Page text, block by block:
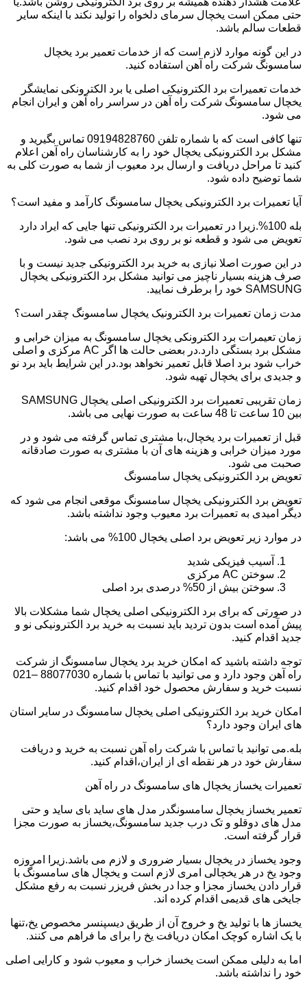
حتی ممکن است یخچال سرمای دلخواه را تولید نکند با اینکه سایر
قطعات سالم باشد.
در این گونه موارد لازم است که از خدمات تعمیر برد یخچال
سامسونگ شرکت راه آهن استفاده کنید.
خدمات تعمیرات برد الکترونیکی اصلی یا برد الکترونکی نمایشگر
یخچال سامسونگ شرکت راه آهن در سراسر راه آهن و ایران انجام
می شود.
تنها کافی است که با شماره تلفن 09194828760 تماس بگیرید و
مشکل برد الکترونیکی یخچال خود را به کارشناسان راه آهن اعلام
کنید تا مراحل دریافت و ارسال برد معیوب از شما به صورت کلی به
شما توضیح داده شود.
آیا تعمیرات برد الکترونیکی یخچال سامسونگ کارآمد و مفید است؟
بله 100%.زیرا در تعمیرات برد الکترونیکی تنها جایی که ایراد دارد
تعویض می شود و قطعه نو بر روی برد نصب می شود.
در این صورت اصلا نیازی به خرید برد الکترونیکی جدید نیست و با
صرف هزینه بسیار ناچیز می توانید مشکل برد الکترونیکی یخچال
SAMSUNG خود را برطرف نمایید.
مدت زمان تعمیرات برد الکترونیک یخچال سامسونگ چقدر است؟
زمان تعیمرات برد الکترونکی یخچال سامسونگ به میزان خرابی و
مشکل برد بستگی دارد.در بعضی حالت ها اگر AC مرکزی و اصلی
خراب شود برد اصلا قابل تعمیر نخواهد بود.در این شرایط باید برد نو
و جدیدی برای یخچال تهیه شود.
زمان تقریبی تعمیرات برد الکترونیکی اصلی یخچال SAMSUNG
بین 10 ساعت تا 48 ساعت به صورت نهایی می باشد.
قبل از تعمیرات برد یخچال،با مشتری تماس گرفته می شود و در
مورد میزان خرابی و هزینه های آن با مشتری به صورت صادقانه
صحبت می شود.
تعویض برد الکترونیکی یخچال سامسونگ
تعویض برد الکترونیکی یخچال سامسونگ موقعی انجام می شود که
دیگر امیدی به تعمیرات برد معیوب وجود نداشته باشد.
در موارد زیر تعویض برد اصلی یخچال 100% می باشد:
آسیب فیزیکی شدید
سوختن AC مرکزی
سوختن بیش از 50% درصدی برد اصلی
در صورتی که برای برد الکترونیکی اصلی یخچال شما مشکلات بالا
پیش آمده است بدون تردید باید نسبت به خرید برد الکترونیکی نو و
جدید اقدام کنید.
توجه داشته باشید که امکان خرید برد یخچال سامسونگ از شرکت
راه آهن وجود دارد و می توانید با تماس با شماره 88077030 –021
نسبت خرید و سفارش محصول خود اقدام کنید.
امکان خرید برد الکترونیکی اصلی یخچال سامسونگ در سایر استان
های ایران وجود دارد؟
بله.می توانید با تماس با شرکت راه آهن نسبت به خرید و دریافت
سفارش خود در هر نقطه ای از ایران،اقدام کنید.
تعمیرات یخساز یخچال های سامسونگ در راه آهن
تعمیر یخساز یخچال سامسونگدر مدل های ساید بای ساید و حتی
مدل های دوقلو و تک درب جدید سامسونگ،یخساز به صورت مجزا
قرار گرفته است.
وجود یخساز در یخچال بسیار ضروری و لازم می باشد.زیرا امروزه
وجود یخ در هر یخچالی امری لازم است و یخچال های سامسونگ با
قرار دادن یخساز مجزا و جدا در بخش فریزر نسبت به رفع مشکل
جایخی های قدیمی اقدام کرده اند.
یخساز ها با تولید یخ و خروج آن از طریق دیسپنسر مخصوص یخ،تنها
با یک اشاره کوچک امکان دریافت یخ را برای ما فراهم می کنند.
اما به دلیلی ممکن است یخساز خراب و معیوب شود و کارایی اصلی
خود را نداشته باشد.